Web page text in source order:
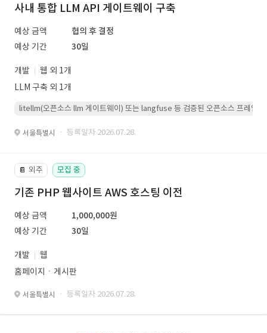
사내 통합 LLM API 게이트웨이 구축
예상 금액
협의 후 결정
예상 기간
30일
개발
웹 외 1개
LLM 구축 외 1개
litellm(오픈소스 llm 게이트웨이) 또는 langfuse 등 검증된 오픈소스 프레임워
서울특별시 · 등록일자 2026.07.28.
📔 외주 모집 중
기존 PHP 웹사이트 AWS 호스팅 이전
예상 금액
1,000,000원
예상 기간
30일
개발
웹
홈페이지ㆍ게시판
서울특별시 · 등록일자 2026.07.28.